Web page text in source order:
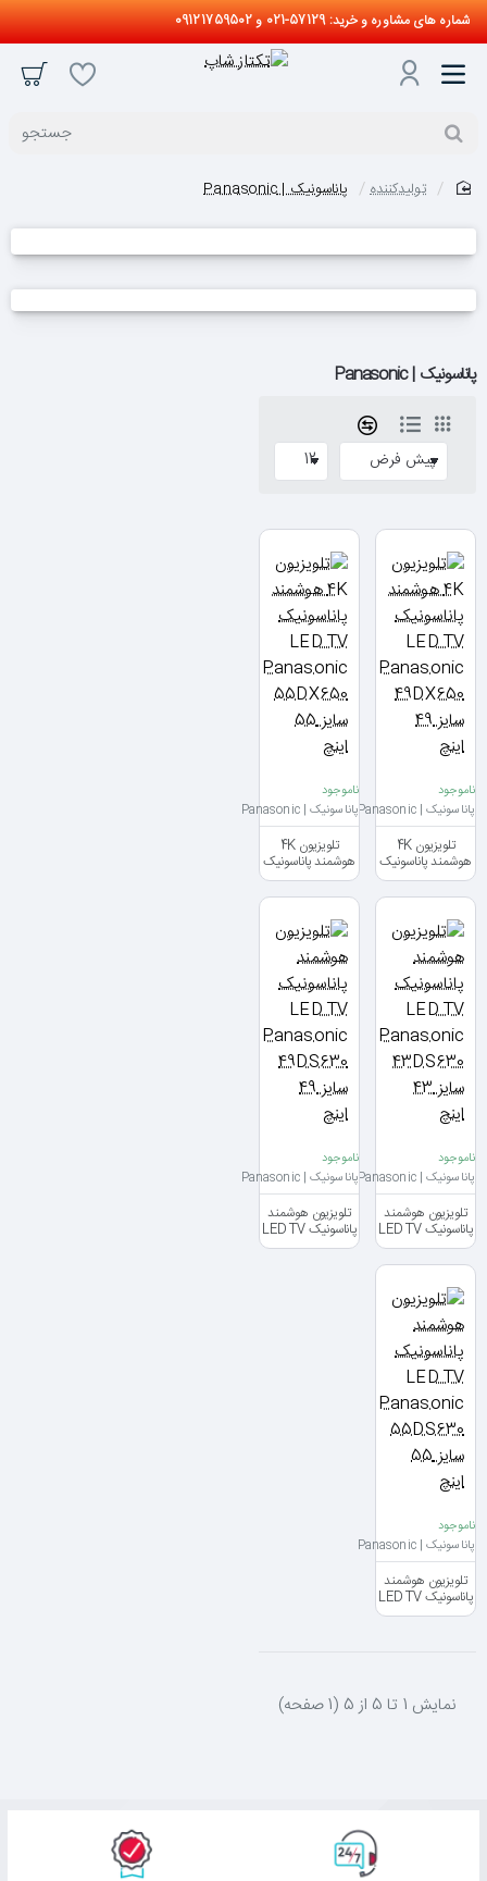
شماره های مشاوره و خرید: 57129-021 و 09121759502
جستجو
تولیدکننده پاناسونیک | Panasonic
پاناسونیک | Panasonic
ناموجود
پاناسونیک | Panasonic
تلویزیون 4K
هوشمند پاناسونیک
LED TV
Panasonic
اینچ
ناموجود
پاناسونیک | Panasonic
تلویزیون 4K
هوشمند پاناسونیک
LED TV
Panasonic
55 اینچ
ناموجود
پاناسونیک | Panasonic
تلویزیون هوشمند
پاناسونیک LED TV
Panasonic
43DS630 سایز
ناموجود
پاناسونیک | Panasonic
تلویزیون هوشمند
پاناسونیک LED TV
Panasonic
ناموجود
پاناسونیک | Panasonic
تلویزیون هوشمند
پاناسونیک LED TV
Panasonic
نمايش 1 تا 5 از 5 (1 صفحه)